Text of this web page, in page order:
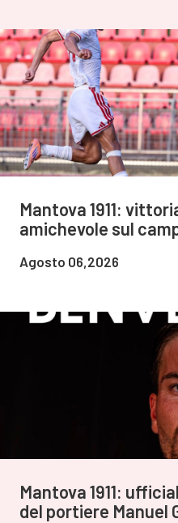
Mantova 1911:
amichevole sul
Agosto 06,2026
Mantova 1911:
del portiere Manuel